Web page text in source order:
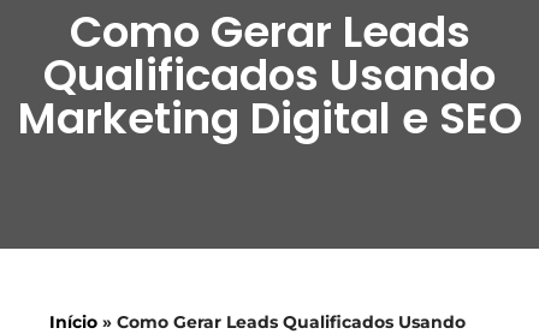
Como Gerar Leads
Qualificados Usando
Marketing Digital e SEO
Início » Como Gerar Leads Qualificados Usando